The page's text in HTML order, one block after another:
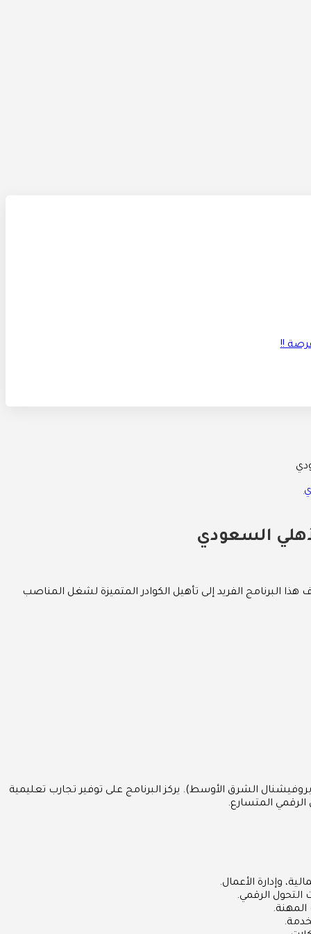
السعودي
البرنامج الفريد إلى تأهيل الكوادر المتميزة لشغل المناصب
الشرق الأوسط). يركز البرنامج على توفير تجارب تعليمية
المتسارع.
وإدارة الأعمال.
التحول الرقمي.
المهنة.